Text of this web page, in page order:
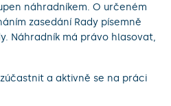
náhradníkem. O určeném
zasedání Rady písemně
Náhradník má právo hlasovat,
a aktivně se na práci